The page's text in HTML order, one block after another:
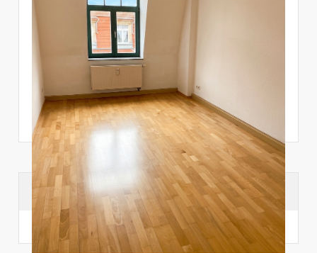
Suchhistorie
noch nichts angesehen